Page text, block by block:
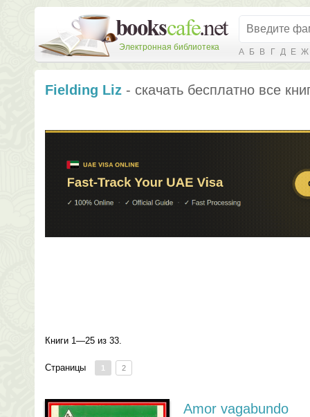
Электронная библиотека А Б В Г Д Е Ж
Fielding Liz - скачать бесплатно все
Книги 1—25 из 33.
Страницы 1 2
Amor vagabundo